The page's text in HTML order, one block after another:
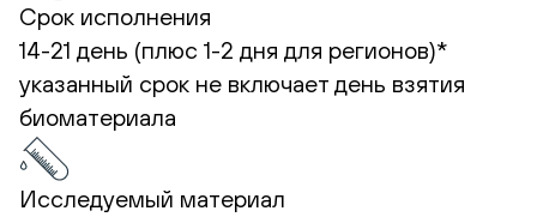
Срок исполнения
14-21 день (плюс 1-2 дня для регионов)*
указанный срок не включает день взятия
биоматериала
Исследуемый материал